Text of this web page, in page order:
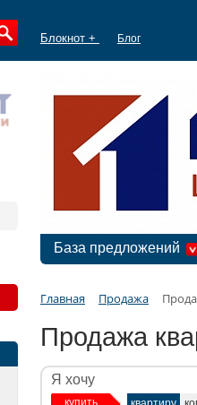
Блокнот + Блог
База предложений
Главная Продажа
Продажа
Я хочу
купить